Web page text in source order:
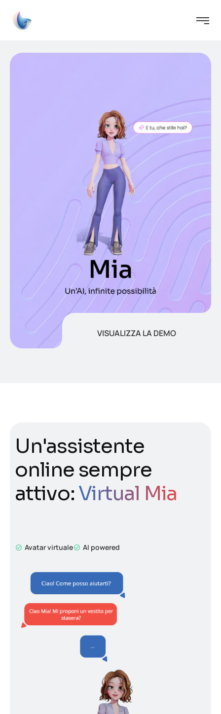
VISUALIZZA LA DEMO
Un'assistente
online sempre
attivo:Virtual Mia
Avatar virtuale AI powered